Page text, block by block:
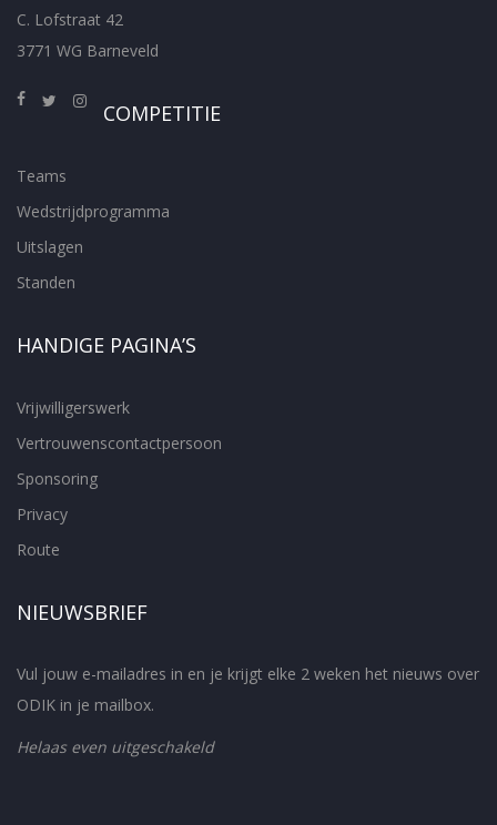
C. Lofstraat 42
3771 WG Barneveld
COMPETITIE
Teams
Wedstrijdprogramma
Uitslagen
Standen
HANDIGE PAGINA’S
Vrijwilligerswerk
Vertrouwenscontactpersoon
Sponsoring
Privacy
Route
NIEUWSBRIEF
Vul jouw e-mailadres in en je krijgt elke 2 weken het nieuws over
ODIK in je mailbox.
Helaas even uitgeschakeld